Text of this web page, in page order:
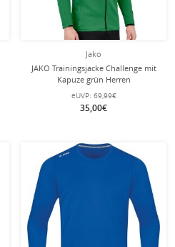
Jako
JAKO Trainingsjacke Challenge mit
Kapuze grün Herren
eUVP: 69,99€
35,00€